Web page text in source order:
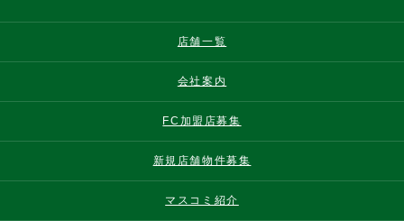
店舗一覧
会社案内
FC加盟店募集
新規店舗物件募集
マスコミ紹介